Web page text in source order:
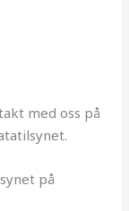
med oss på
på